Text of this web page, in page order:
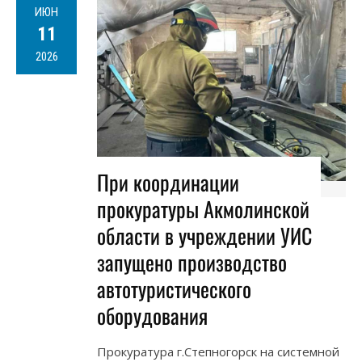
ИЮН
11
2026
При координации
прокуратуры Акмолинской
области в учреждении УИС
запущено производство
автотуристического
оборудования
​Прокуратура г.Степногорск на системной